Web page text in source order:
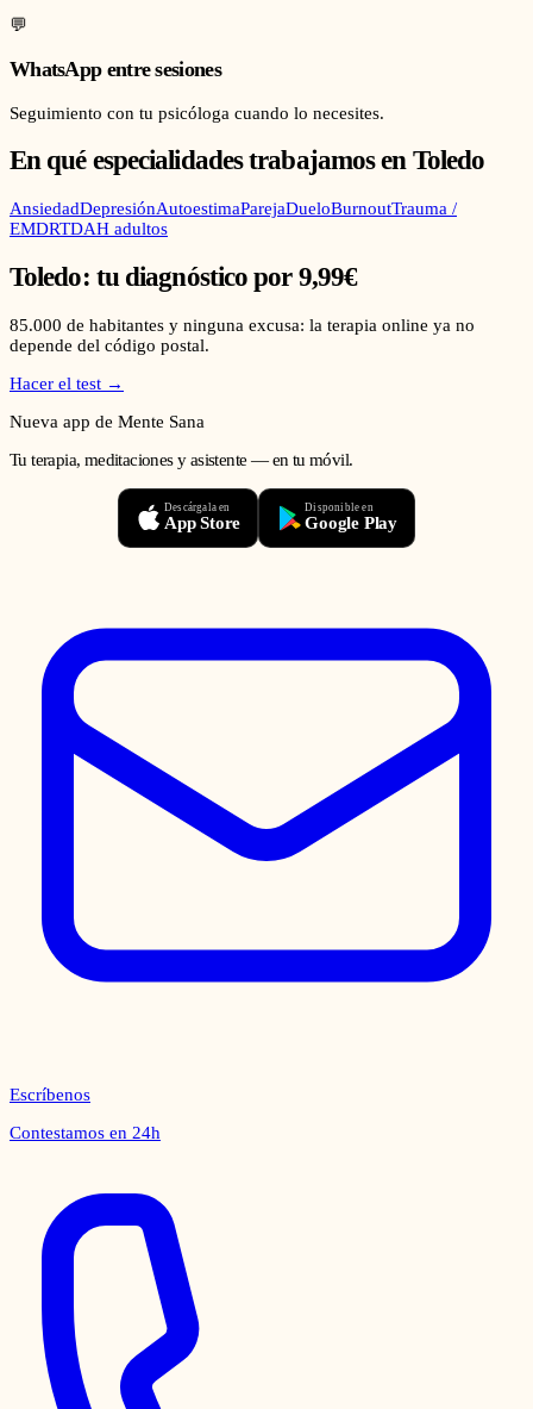
💬
WhatsApp entre sesiones
Seguimiento con tu psicóloga cuando lo necesites.
En qué especialidades trabajamos en Toledo
AnsiedadDepresiónAutoestimaParejaDueloBurnoutTrauma /
EMDRTDAH adultos
Toledo: tu diagnóstico por 9,99€
85.000 de habitantes y ninguna excusa: la terapia online ya no
depende del código postal.
Hacer el test →
Nueva app de Mente Sana
Tu terapia, meditaciones y asistente — en tu móvil.
Descárgala en
App Store
Disponible en
Google Play
Escríbenos
Contestamos en 24h